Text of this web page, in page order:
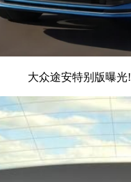
大众途安特别版曝光!